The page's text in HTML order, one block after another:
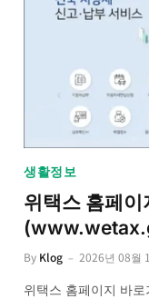
생활정보
위택스 홈페
By Klog 2026년 08월
위택스 홈페이지 바